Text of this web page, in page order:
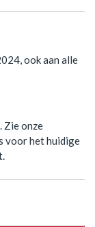
ook aan alle
Zie onze
voor het huidige